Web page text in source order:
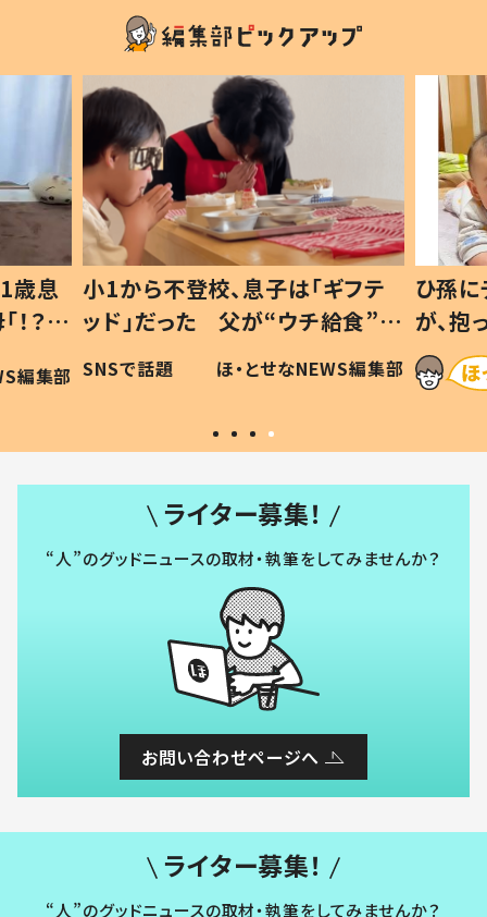
歳息
？」
編集部
小1から不登校、息子は「ギフテ
ッド」だった 父が“ウチ給食”を
作り続ける理由とは #令和の親
#令和の子
SNSで話題 ほ・とせなNEWS編集部
ひ孫
が、
「涙が
い」
ライター募集！
“人”のグッドニュースの取材・執筆をしてみませんか？
お問い合わせページへ
ライター募集！
“人”のグッドニュースの取材・執筆をしてみませんか？